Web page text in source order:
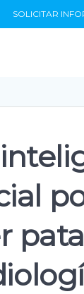
to
SOLICITAR